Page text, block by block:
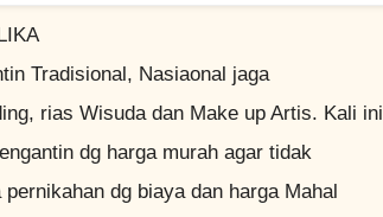
Tradisional, Nasiaonal jaga
rias Wisuda dan Make up Artis. Kali ini
dg harga murah agar tidak
dg biaya dan harga Mahal